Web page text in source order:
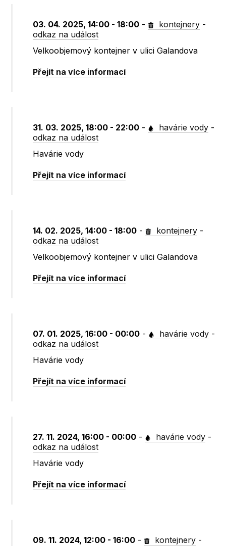
03. 04. 2025, 14:00 - 18:00 - kontejnery -
odkaz na událost
Velkoobjemový kontejner v ulici Galandova
Přejít na více informací
31. 03. 2025, 18:00 - 22:00 - havárie vody -
odkaz na událost
Havárie vody
Přejít na více informací
14. 02. 2025, 14:00 - 18:00 - kontejnery -
odkaz na událost
Velkoobjemový kontejner v ulici Galandova
Přejít na více informací
07. 01. 2025, 16:00 - 00:00 - havárie vody -
odkaz na událost
Havárie vody
Přejít na více informací
27. 11. 2024, 16:00 - 00:00 - havárie vody -
odkaz na událost
Havárie vody
Přejít na více informací
09. 11. 2024, 12:00 - 16:00 - kontejnery -